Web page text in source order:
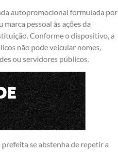
autopromocional formulada por
pessoal às ações da
Conforme o dispositivo, a
não pode veicular nomes,
ou servidores públicos.
se abstenha de repetir a